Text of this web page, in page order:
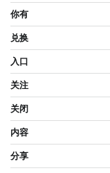
你有
兑换
入口
关注
关闭
内容
分享